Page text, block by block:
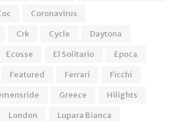
Coronavirus
Crk Cycle
Daytona
Ecosse El Solitario
Epoca
Featured Ferrari
Ficchi
Greece
Hilights
London
Lupara Bianca